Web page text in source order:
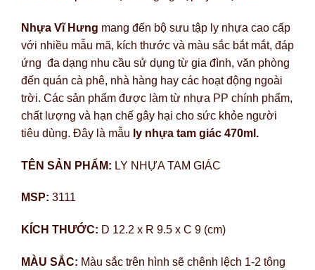
Nhựa Vĩ Hưng mang đến bộ sưu tập ly nhựa cao cấp
với nhiều mẫu mã, kích thước và màu sắc bắt mắt, đáp
ứng đa dạng nhu cầu sử dụng từ gia đình, văn phòng
đến quán cà phê, nhà hàng hay các hoạt động ngoài
trời. Các sản phẩm được làm từ nhựa PP chính phẩm,
chất lượng và hạn chế gây hại cho sức khỏe người
tiêu dùng. Đây là mẫu ly nhựa tam giác 470ml.
TÊN SẢN PHẨM: LY NHỰA TAM GIÁC
MSP: 3111
KÍCH THƯỚC: D 12.2 x R 9.5 x C 9 (cm)
MÀU SẮC: Màu sắc trên hình sẽ chênh lệch 1-2 tông